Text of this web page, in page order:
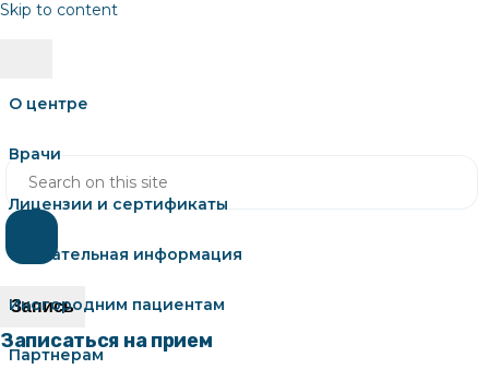
Skip to content
О центре
Врачи
Лицензии и сертификаты
Обязательная информация
Иногородним пациентам
Партнерам
Запись
Записаться на прием